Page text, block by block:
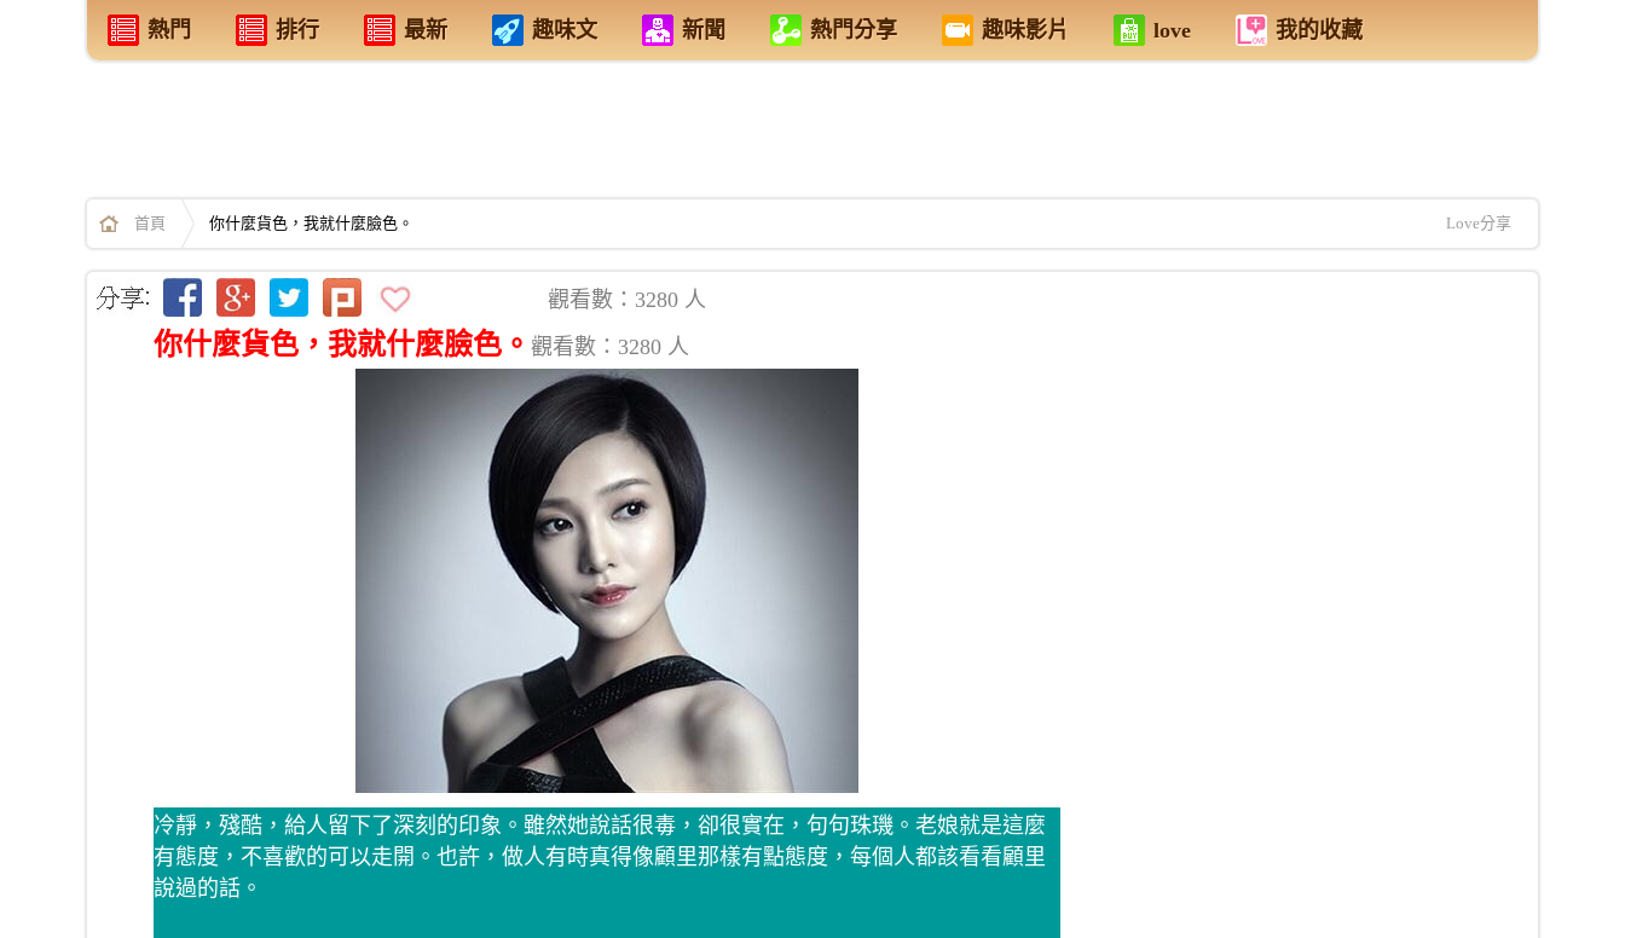
熱門 排行 最新 趣味文 新聞 熱門分享 趣味影片 love 我的收藏
首頁 你什麼貨色，我就什麼臉色。 Love分享
觀看數：3280 人
你什麼貨色，我就什麼臉色。 觀看數：3280 人
冷靜，殘酷，給人留下了深刻的印象。雖然她說話很毒，卻很實在，句句珠璣。老娘就是這麼
有態度，不喜歡的可以走開。也許，做人有時真得像顧里那樣有點態度，每個人都該看看顧里
說過的話。